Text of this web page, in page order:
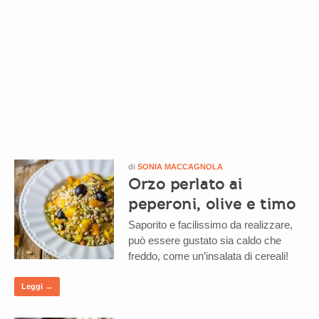
di SONIA MACCAGNOLA
Orzo perlato ai
peperoni, olive e timo
Saporito e facilissimo da realizzare,
può essere gustato sia caldo che
freddo, come un’insalata di cereali!
Leggi →